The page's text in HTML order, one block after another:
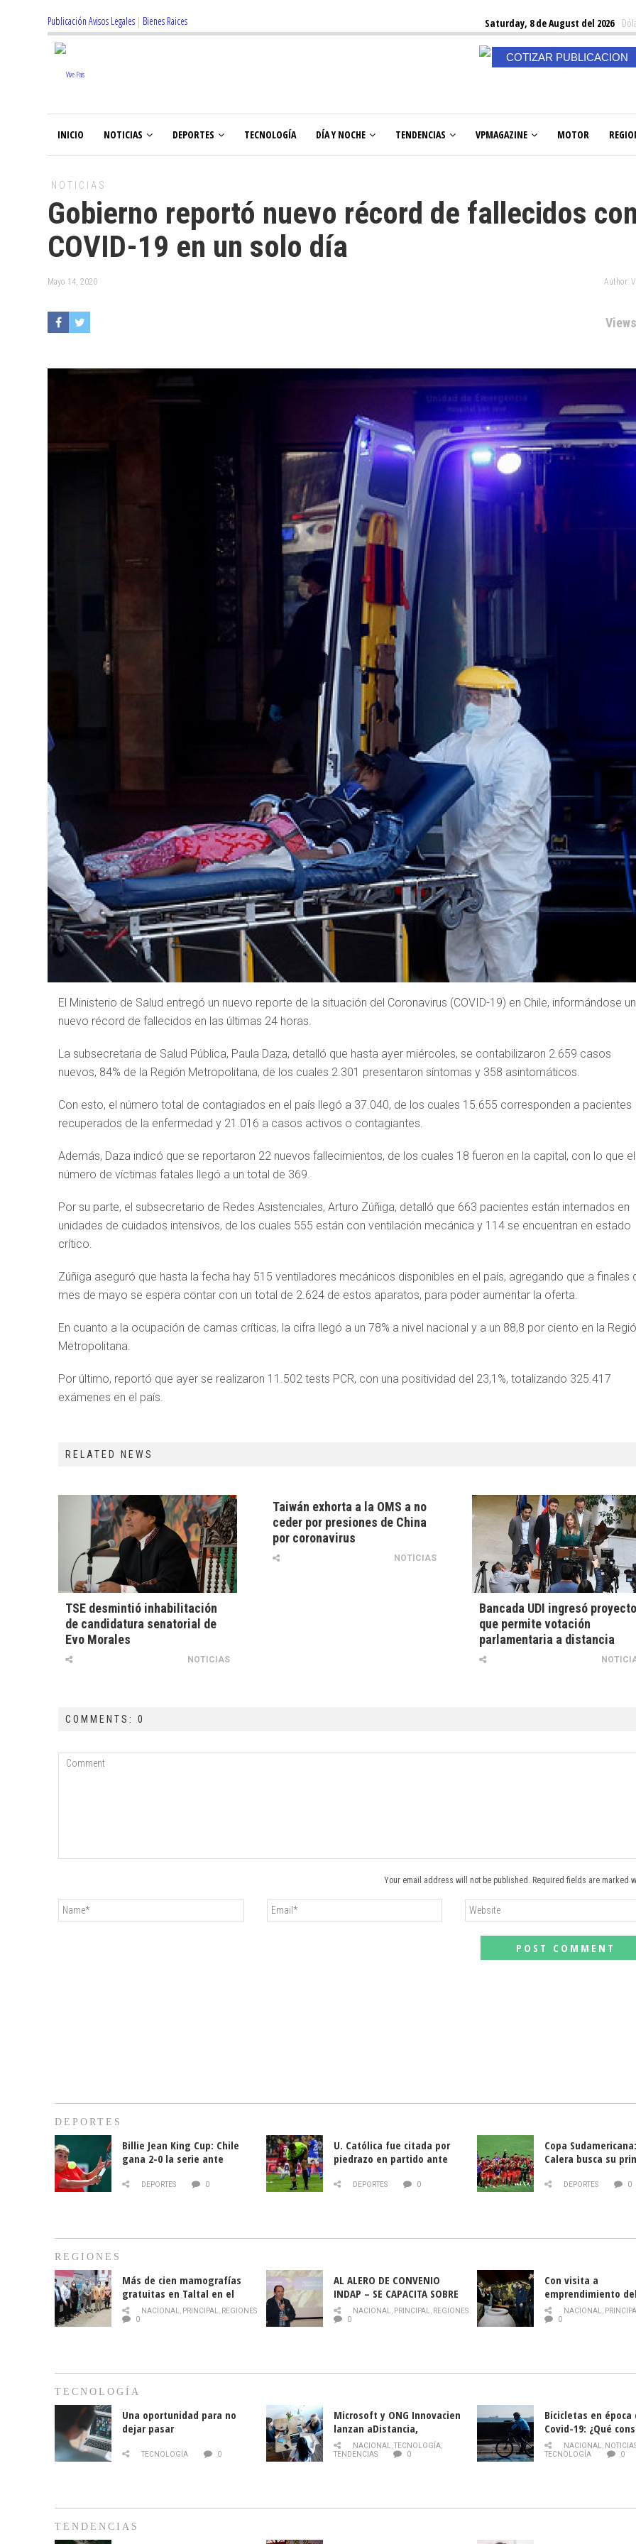
Publicación Avisos Legales | Bienes Raices Saturday, 8 de August del 2026
COTIZAR PUBLICACION
INICIO NOTICIAS DEPORTES TECNOLOGÍA DÍA Y NOCHE TENDENCIAS VPMAGAZINE MOTOR
NOTICIAS
Gobierno reportó nuevo récord de fallecidos con
COVID-19 en un solo día
Mayo 14, 2020 Author:
El Ministerio de Salud entregó un nuevo reporte de la situación del Coronavirus (COVID-19) en Chile, informándose un
nuevo récord de fallecidos en las últimas 24 horas.
La subsecretaria de Salud Pública, Paula Daza, detalló que hasta ayer miércoles, se contabilizaron 2.659 casos
nuevos, 84% de la Región Metropolitana, de los cuales 2.301 presentaron síntomas y 358 asintomáticos.
Con esto, el número total de contagiados en el país llegó a 37.040, de los cuales 15.655 corresponden a pacientes
recuperados de la enfermedad y 21.016 a casos activos o contagiantes.
Además, Daza indicó que se reportaron 22 nuevos fallecimientos, de los cuales 18 fueron en la capital, con lo que el
número de víctimas fatales llegó a un total de 369.
Por su parte, el subsecretario de Redes Asistenciales, Arturo Zúñiga, detalló que 663 pacientes están internados en
unidades de cuidados intensivos, de los cuales 555 están con ventilación mecánica y 114 se encuentran en estado
crítico.
Zúñiga aseguró que hasta la fecha hay 515 ventiladores mecánicos disponibles en el país, agregando que a finales
mes de mayo se espera contar con un total de 2.624 de estos aparatos, para poder aumentar la oferta.
En cuanto a la ocupación de camas críticas, la cifra llegó a un 78% a nivel nacional y a un 88,8 por ciento en la
Metropolitana.
Por último, reportó que ayer se realizaron 11.502 tests PCR, con una positividad del 23,1%, totalizando 325.417
exámenes en el país.
RELATED NEWS
TSE desmintió inhabilitación
de candidatura senatorial de
Evo Morales
NOTICIAS
Taiwán exhorta a la OMS a no
ceder por presiones de China
por coronavirus
NOTICIAS
Bancada UDI ingresó proyecto
que permite votación
parlamentaria a distancia
COMMENTS: 0
Your email address will not be published. Required fields are marked
DEPORTES
Billie Jean King Cup: Chile
gana 2-0 la serie ante
DEPORTES 0
U. Católica fue citada por
piedrazo en partido ante
DEPORTES 0
Copa
Calera busca su
DEPORTES 0
REGIONES
Más de cien mamografías
gratuitas en Taltal en el
mes de la prevención del
cáncer de mama
NACIONAL, PRINCIPAL, REGIONES
0
AL ALERO DE CONVENIO
INDAP – SE CAPACITA SOBRE
PLAGA DROSOPHILA SUZUKII
NACIONAL, PRINCIPAL, REGIONES
0
Con visita a
emprendimiento
y llamado al
historia campesina
NACIONAL,
0
TECNOLOGÍA
Una oportunidad para no
dejar pasar
TECNOLOGÍA 0
Microsoft y ONG Innovacien
lanzan aDistancia,
plataforma con cursos
gratuitos online sobre
NACIONAL,TECNOLOGÍA,
TENDENCIAS
0
Bicicletas en época
Covid-19: ¿Qué
momento de
NACIONAL,
TECNOLOGÍA
0
TENDENCIAS